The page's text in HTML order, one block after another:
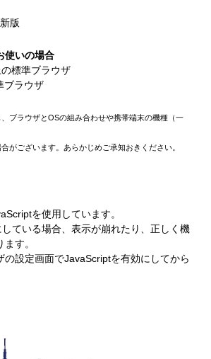
版
使いの場合
標準ブラウザ
ブラウザ
ブラウザとOSの組み合わせや携帯端末の機種（一
がございます。あらかじめご承知おきください。
を使用しています。
ている場合、表示が崩れたり、正しく機
す。
の設定画面でJavaScriptを有効にしてから